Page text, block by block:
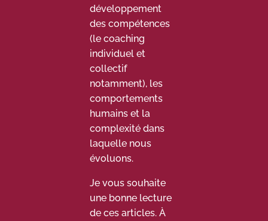
développement
des compétences
(le coaching
individuel et
collectif
notamment), les
comportements
humains et la
complexité dans
laquelle nous
évoluons.
Je vous souhaite
une bonne lecture
de ces articles. À